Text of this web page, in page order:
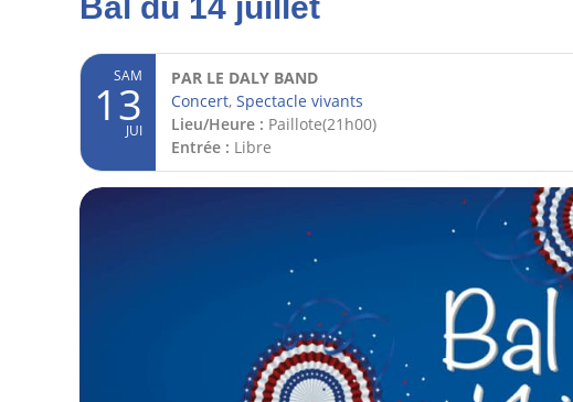
SAM
13
JUI
PAR LE DALY BAND
Concert, Spectacle vivants
Lieu/Heure : Paillote(21h00)
Entrée : Libre